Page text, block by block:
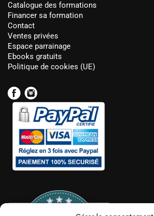
Catalogue des formations
Financer sa formation
Contact
Ventes privées
Espace parrainage
Ebooks gratuits
Politique de cookies (UE)